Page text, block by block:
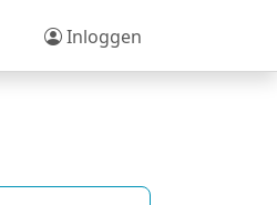
Inloggen